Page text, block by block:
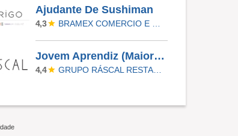
Ajudante De Sushiman
4,3
Jovem Aprendiz (Maiores De 18) - Ráscal Shop. Villa Lobos
4,4